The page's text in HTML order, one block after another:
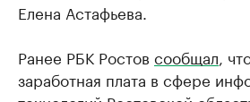
Елена Астафьева.
Ранее РБК Ростов сообщал ,
заработная плата в сфере